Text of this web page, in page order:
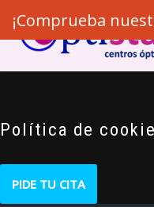
Saltar
Política de
PIDE TU CITA
¡Comprueba